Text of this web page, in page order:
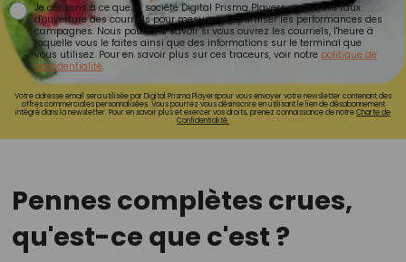
Je consens à ce que la société Digital Prisma Players analyse le taux
d'ouverture des courriels pour mesurer et optimiser les performances des
campagnes. Nous pourrons savoir si vous ouvrez les courriels, l'heure à
laquelle vous le faites ainsi que des informations sur le terminal que
vous utilisez. Pour en savoir plus sur ces traceurs, voir notre politique de
confidentialité.
Votre adresse email sera utilisée par Digital Prisma Playerspour vous envoyer votre newsletter contenant des
offres commerciales personnalisées. Vous pourrez vous désinscrire en utilisant le lien de désabonnement
intégré dans la newsletter. Pour en savoir plus et exercer vos droits, prenez connaissance de notreCharte de
Confidentialité.
Pennes complètes crues,
qu'est-ce que c'est ?